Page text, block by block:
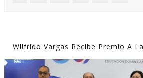
Wilfrido Vargas Recibe Premio A